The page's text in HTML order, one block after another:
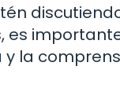
es
la